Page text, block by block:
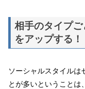
相手のタイプ
をアップする！
ソーシャルスタイルは
とが多いということは